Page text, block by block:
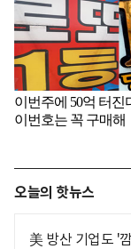
오늘의 핫뉴스
美 방산 기업도 '